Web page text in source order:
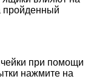
пройденный
при помощи
нажмите на